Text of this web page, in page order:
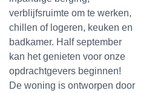
verblijfsruimte om te werken,
chillen of logeren, keuken en
badkamer. Half september
kan het genieten voor onze
opdrachtgevers beginnen!
De woning is ontworpen door